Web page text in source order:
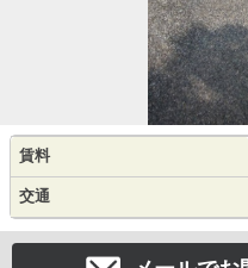
賃料
交通